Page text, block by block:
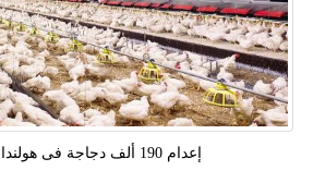
إعدام 190 ألف دجاجة فى هولندا بسبب